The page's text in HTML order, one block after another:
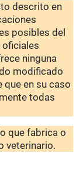
descrito en
posibles del
oficiales
ninguna
modificado
que en su caso
todas
que fabrica o
veterinario.